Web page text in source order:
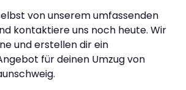
von unserem umfassenden
kontaktiere uns noch heute. Wir
und erstellen dir ein
für deinen Umzug von